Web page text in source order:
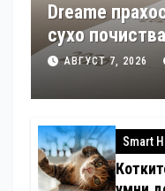
Dreame
сухо
патентни
АВГУСТ 7, 2026
Smart